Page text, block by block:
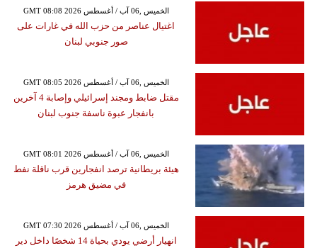
GMT 08:08 2026 الخميس ,06 آب / أغسطس
اغتيال عناصر من حزب الله في غارات على
صور جنوبي لبنان
GMT 08:05 2026 الخميس ,06 آب / أغسطس
مقتل ضابط ومجند إسرائيلي وإصابة 4 آخرين
بانفجار عبوة ناسفة جنوب لبنان
GMT 08:01 2026 الخميس ,06 آب / أغسطس
هيئة بريطانية ترصد انفجارين قرب ناقلة نفط
في مضيق هرمز
GMT 07:30 2026 الخميس ,06 آب / أغسطس
انهيار أرضي يودي بحياة 14 شخصًا داخل دير